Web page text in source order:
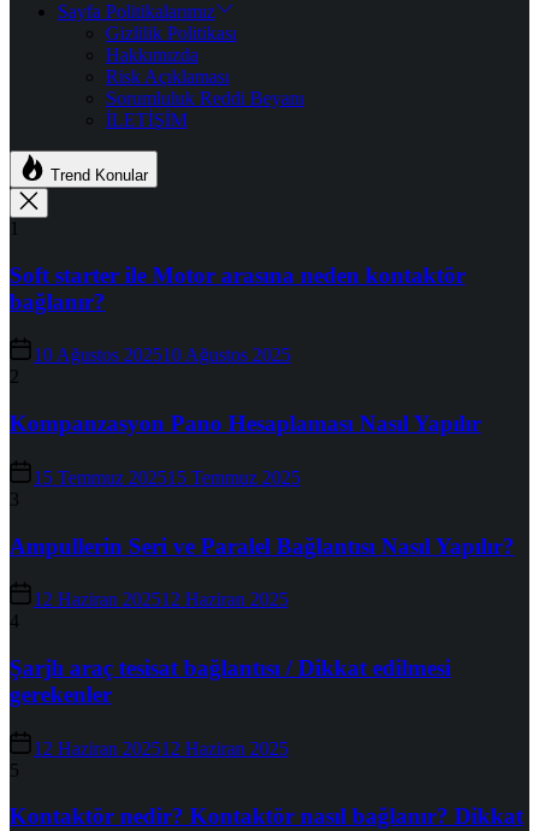
Sayfa Politikalarımız
Gizlilik Politikası
Hakkımızda
Risk Açıklaması
Sorumluluk Reddi Beyanı
İLETİŞİM
Trend Konular
1
Soft starter ile Motor arasına neden kontaktör
bağlanır?
10 Ağustos 202510 Ağustos 2025
2
Kompanzasyon Pano Hesaplaması Nasıl Yapılır
15 Temmuz 202515 Temmuz 2025
3
Ampullerin Seri ve Paralel Bağlantısı Nasıl Yapılır?
12 Haziran 202512 Haziran 2025
4
Şarjlı araç tesisat bağlantısı / Dikkat edilmesi
gerekenler
12 Haziran 202512 Haziran 2025
5
Kontaktör nedir? Kontaktör nasıl bağlanır? Dikkat